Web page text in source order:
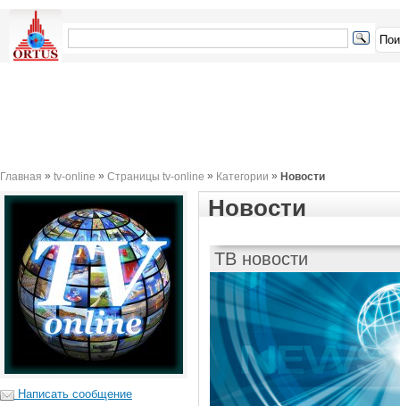
Главная » tv-online » Страницы tv-online » Категории » Новости
Написать сообщение
Новости
ТВ новости